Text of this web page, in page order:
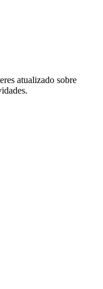
atualizado sobre